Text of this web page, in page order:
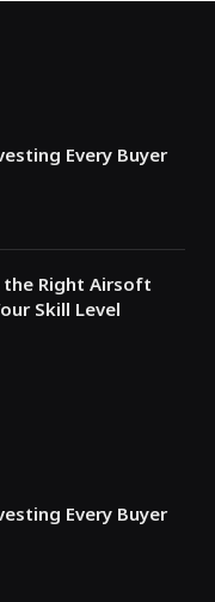
Every Buyer
the Right Airsoft
Skill Level
Every Buyer